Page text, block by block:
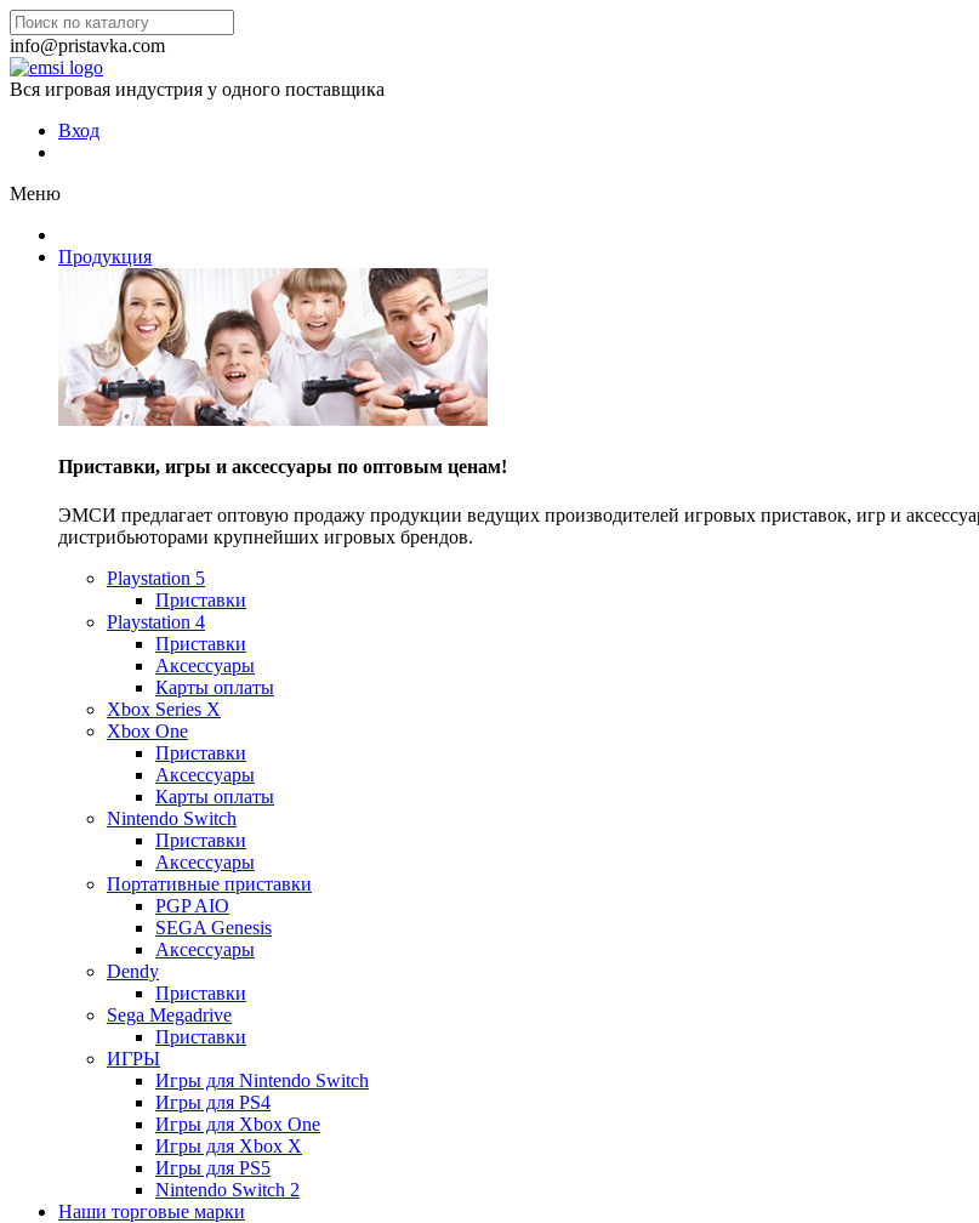
info@pristavka.com
Вся игровая индустрия у одного поставщика
Вход
Меню
Продукция
Приставки, игры и аксессуары по оптовым ценам!
ЭМСИ предлагает оптовую продажу продукции ведущих производителей игровых приставок, игр и
дистрибьюторами крупнейших игровых брендов.
Playstation 5
Приставки
Playstation 4
Приставки
Аксессуары
Карты оплаты
Xbox Series X
Xbox One
Приставки
Аксессуары
Карты оплаты
Nintendo Switch
Приставки
Аксессуары
Портативные приставки
PGP AIO
SEGA Genesis
Аксессуары
Dendy
Приставки
Sega Megadrive
Приставки
ИГРЫ
Игры для Nintendo Switch
Игры для PS4
Игры для Xbox One
Игры для Xbox X
Игры для PS5
Nintendo Switch 2
Наши торговые марки